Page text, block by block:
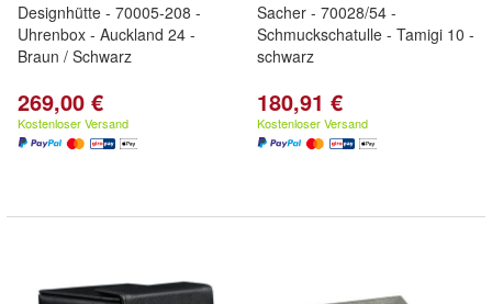
Designhütte - 70005-208 -
Uhrenbox - Auckland 24 -
Braun / Schwarz
269,00 €
Kostenloser Versand
Sacher - 70028/54 -
Schmuckschatulle - Tamigi 10 -
schwarz
180,91 €
Kostenloser Versand